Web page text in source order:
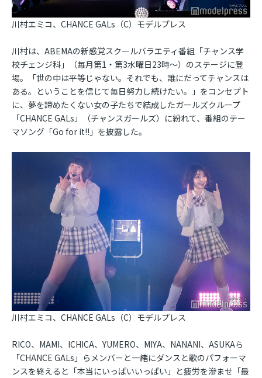
川村エミコ、CHANCE GALs（C）モデルプレス
川村は、ABEMAの新感覚スクールバラエティ番組「チャンス学
校チェンジ科」（毎月第1・第3水曜日23時～）のステージに登
場。「世の中は平等じゃない。それでも、誰にだってチャンスは
ある。ということを信じて毎日努力し続けたい。」をコンセプト
に、夢を諦めたくない女の子たちで結成したガールズクループ
「CHANCE GALs」（チャンスガールズ）に紛れて、番組のテー
マソング「Go for it!!」を披露した。
川村エミコ、CHANCE GALs（C）モデルプレス
RICO、MAMI、ICHICA、YUMERO、MIYA、NANANI、ASUKAら
「CHANCE GALs」らメンバーと一緒にダンスと歌のパフォーマ
ンスを終えると「本当にいっぱいいっぱい」と疲労を滲ませ「最